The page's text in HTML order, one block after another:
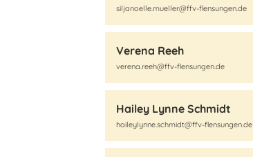
siljanoelle.mueller@ffv-flensungen.de
Verena Reeh
verena.reeh@ffv-flensungen.de
Hailey Lynne Schmidt
haileylynne.schmidt@ffv-flensungen.de